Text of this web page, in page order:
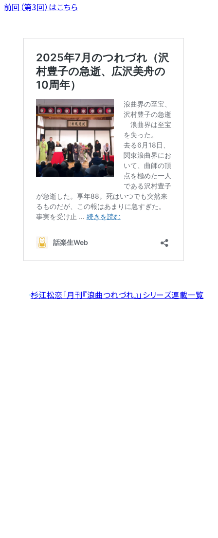
前回（第3回）はこちら
――杉江松恋「月刊『浪曲つれづれ』」シリーズ連載一覧